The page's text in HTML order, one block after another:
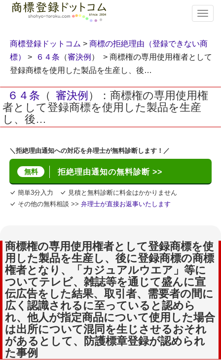
T
o
g
v
i
商標登録ドットコム > 商標の拒絶理由（登録できない商
標）
> ６４条 （審決例 ） > 商標権の専用使用権者として
登録商標を使用した製品を生産し、後…
６４条 （ 審決例 ）：商標権の専用使用権
者として登録商標を使用した製品を生産
し、後…
＼拒絶理由通知への対応を弁理士が無料診断します！／
無料 拒絶理由通知の無料診断 >>
簡単3分入力
見積と無料診断に料金はかかりません
その他の無料相談 >> 弁理士が直接お返事いたします
商標権の専用使用権者として登録商標を使
用した製品を生産し、後に登録商標の商標
権者となり、「カジュアルウエア」等に
ついてテレビ、雑誌等を通じて盛んに宣
伝広告をした結果、取引者、需要者の間に
広く認識されるに至っていると認めら
れ、他人が指定商品について使用した場合
は出所について混同を生じさせるおそれ
があるとして、防護標章登録が認められ
た事例